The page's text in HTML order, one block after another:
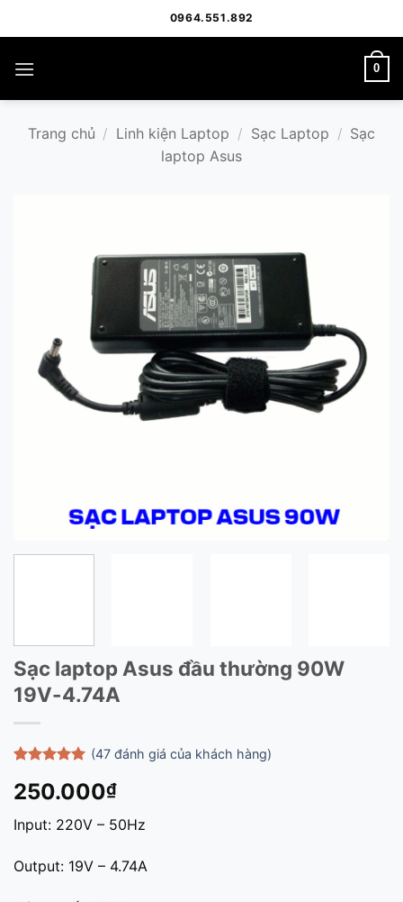
qua
dung
0964.551.892
0
Trang chủ / Linh kiện Laptop / Sạc Laptop / Sạc
laptop Asus
Sạc laptop Asus đầu thường 90W
19V-4.74A
dựa trên
đánh giá
(47đánh giá của khách hàng)
250.000₫
Input: 220V – 50Hz
Output: 19V – 4.74A